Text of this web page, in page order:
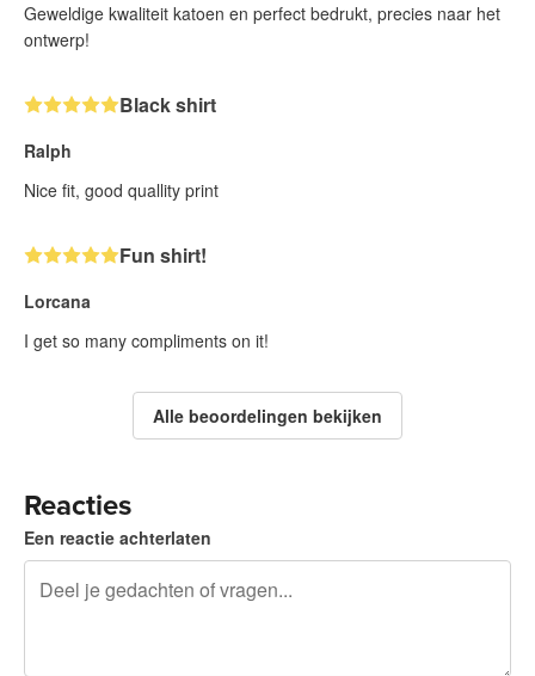
Geweldige kwaliteit katoen en perfect bedrukt, precies naar het
ontwerp!
Black shirt
Ralph
Nice fit, good quallity print
Fun shirt!
Lorcana
I get so many compliments on it!
Alle beoordelingen bekijken
Reacties
Een reactie achterlaten